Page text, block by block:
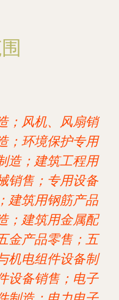
；风机、风扇销
；环境保护专用
造；建筑工程用
销售；专用设备
建筑用钢筋产品
；建筑用金属配
金产品零售；五
机电组件设备制
设备销售；电子